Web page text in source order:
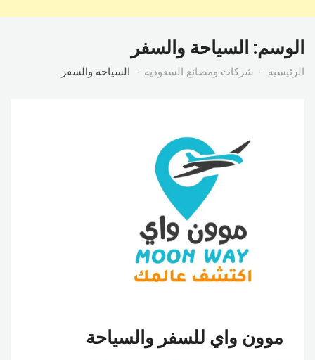
الوسم: السياحة والسفر
الرئيسية شركات ومصانع السعودية السياحة والسفر
موون واي للسفر والسياحة